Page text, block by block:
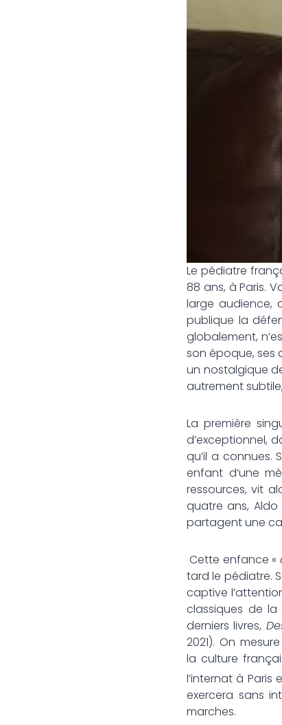
Le pédiatre
88 ans, à Paris.
large audience,
publique la
globalement,
son époque, ses
un nostalgique
autrement
La première
d’exceptionnel,
qu’il a connues.
enfant d’une
ressources, vit
quatre ans,
partagent une
Cette enfance «
tard le pédiatre.
captive
classiques de
derniers livres,
2021). On
la culture
l’internat à Paris
exercera sans
marches.